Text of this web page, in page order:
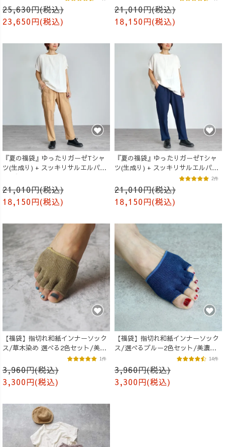
25,630円(税込)
23,650円(税込)
21,010円(税込)
18,150円(税込)
『夏の福袋』ゆったりガーゼTシャ
ツ(生成り) + スッキリサルエルパン
ツ(ブラウン)
21,010円(税込)
18,150円(税込)
『夏の福袋』ゆったりガーゼTシャ
ツ(生成り) + スッキリサルエルパン
21,010円(税込)
18,150円(税込)
2件
【福袋】指切れ和紙インナーソック
ス/草木染め 選べる2色セット/美濃
3,960円(税込)
3,300円(税込)
1件
【福袋】指切れ和紙インナーソック
ス/選べるブルー2色セット/美濃和
3,960円(税込)
3,300円(税込)
14件